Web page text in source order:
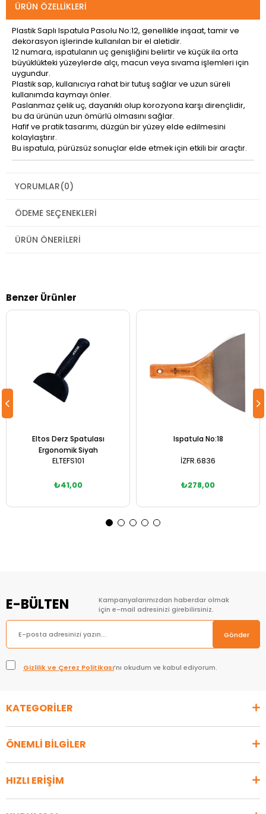
ÜRÜN ÖZELLIKLERI
Plastik Saplı Ispatula Pasolu No:12, genellikle inşaat, tamir ve
dekorasyon işlerinde kullanılan bir el aletidir.
12 numara, ispatulanın uç genişliğini belirtir ve küçük ila orta
büyüklükteki yüzeylerde alçı, macun veya sıvama işlemleri için
uygundur.
Plastik sap, kullanıcıya rahat bir tutuş sağlar ve uzun süreli
kullanımda kaymayı önler.
Paslanmaz çelik uç, dayanıklı olup korozyona karşı dirençlidir,
bu da ürünün uzun ömürlü olmasını sağlar.
Hafif ve pratik tasarımı, düzgün bir yüzey elde edilmesini
kolaylaştırır.
Bu ispatula, pürüzsüz sonuçlar elde etmek için etkili bir araçtır.
YORUMLAR(0)
ÖDEME SEÇENEKLERI
ÜRÜN ÖNERILERI
Benzer Ürünler
Eltos Derz Spatulası
Ergonomik Siyah
ELTEFS101
₺41,00
Ispatula No:18
İZFR.6836
₺278,00
E-BÜLTEN
Kampanyalarımızdan haberdar olmak
için e-mail adresinizi girebilirsiniz.
Gönder
Gizlilik ve Çerez Politikası’nı okudum ve kabul ediyorum.
KATEGORİLER
ÖNEMLİ BİLGİLER
HIZLI ERİŞİM